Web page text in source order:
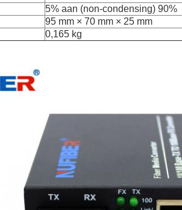
5% aan (non-condensing) 90%
95 mm × 70 mm × 25 mm
0,165 kg